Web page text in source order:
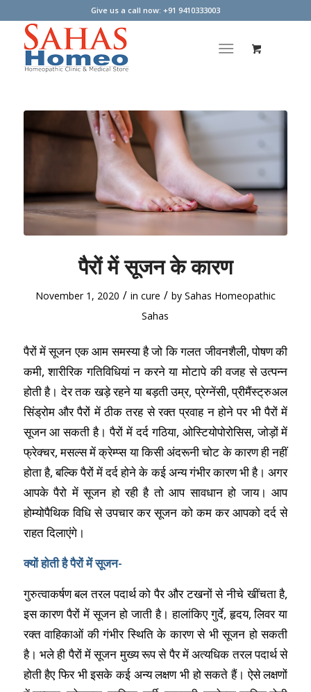
Give us a call now: +91 9410333003
पैरों में सूजन के कारण
November 1, 2020 / in cure / by Sahas Homeopathic
Sahas
पैरों में सूजन एक आम समस्‍या है जो कि गलत जीवनशैली, पोषण की
कमी, शारीरिक गतिविधियां न करने या मोटापे की वजह से उत्‍पन्‍न
होती है। देर तक खड़े रहने या बड़ती उम्र, प्रेग्‍नेंसी, प्रीमैंस्‍ट्रुअल
सिंड्रोम और पैरों में ठीक तरह से रक्‍त प्रवाह न होने पर भी पैरों में
सूजन आ सकती है। पैरों में दर्द गठिया, ओस्टियोपोरोसिस, जोड़ों में
फ्रेक्चर, मसल्स में क्रेम्प्स या किसी अंदरूनी चोट के कारण ही नहीं
होता है, बल्कि पैरों में दर्द होने के कई अन्य गंभीर कारण भी है। अगर
आपके पैरो में सूजन हो रही है तो आप सावधान हो जाय। आप
होम्योपैथिक विधि से उपचार कर सूजन को कम कर आपको दर्द से
राहत दिलाएंगे।
क्यों होती है पैरों में सूजन-
गुरुत्वाकर्षण बल तरल पदार्थ को पैर और टखनों से नीचे खींचता है,
इस कारण पैरों में सूजन हो जाती है। हालांकिए गुर्दे, हृदय, लिवर या
रक्त वाहिकाओं की गंभीर स्थिति के कारण से भी सूजन हो सकती
है। भले ही पैरों में सूजन मुख्य रूप से पैर में अत्यधिक तरल पदार्थ से
होती हैए फिर भी इसके कई अन्य लक्षण भी हो सकते हैं। ऐसे लक्षणों